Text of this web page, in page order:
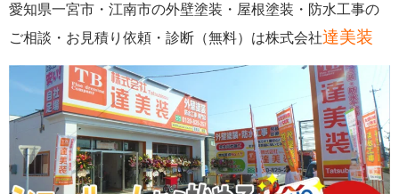
愛知県一宮市・江南市の外壁塗装 ・屋根塗装・防水工事の
ご相談・お見積り依頼・診断 （無料） は株式会社達美装